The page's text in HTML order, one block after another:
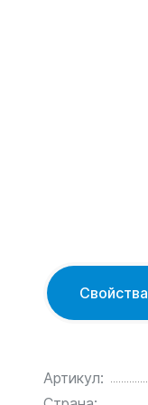
Свойства
Артикул: